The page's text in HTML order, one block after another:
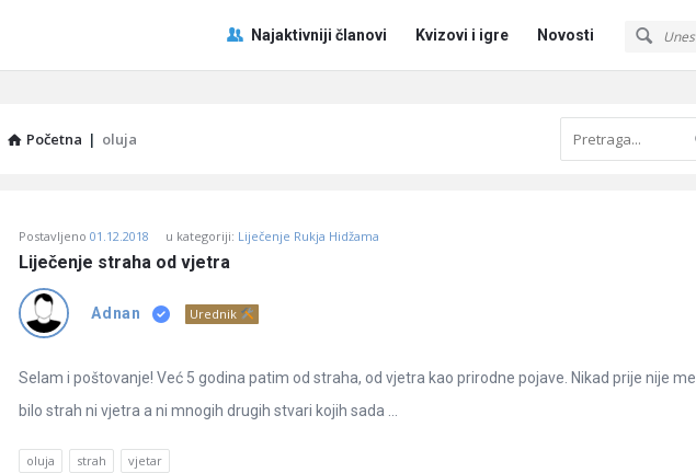
Pitaj
Učene
Najaktivniji članovi Kvizovi i igre Novosti
Početna | oluja
Učene
Latest
Pitanja
Postavljeno 01.12.2018 u kategoriji: Liječenje Rukja Hidžama
Liječenje straha od vjetra
Adnan Urednik
Selam i poštovanje! Već 5 godina patim od straha, od vjetra kao prirodne pojave. Nikad prije nije me
bilo strah ni vjetra a ni mnogih drugih stvari kojih sada ...
oluja strah vjetar